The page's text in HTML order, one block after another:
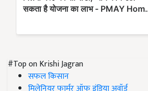
#Top on Krishi Jagran
सफल किसान